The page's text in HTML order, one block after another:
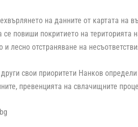
на данните от картата на
се повиши покритието на
и лесно отстраняване на
свои приоритети Нанков
превенцията на свлачищните